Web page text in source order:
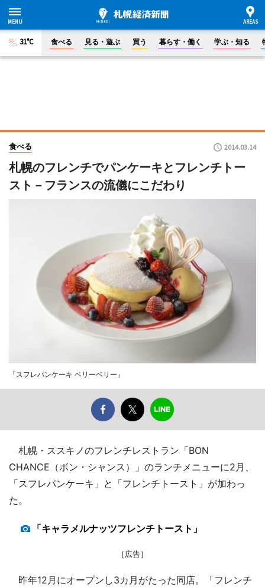
31°C 食べる 見る・遊ぶ 買う 暮らす・働く 学ぶ・知る
食べる 2014.03.14
札幌のフレンチでパンケーキとフレンチトー
スト－フランスの流儀にこだわり
「スフレパンケーキ ベリーベリー」
札幌・ススキノのフレンチレストラン「BON
CHANCE（ボン・シャンス）」のランチメニューに2月、
「スフレパンケーキ」と「フレンチトースト」が加わっ
た。
「キャラメルナッツフレンチトースト」
［広告］
昨年12月にオープンし3カ月がたった同店。「フレンチ